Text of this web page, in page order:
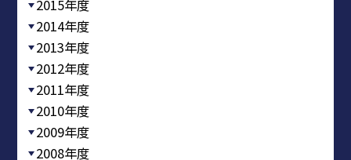
2015年度
2014年度
2013年度
2012年度
2011年度
2010年度
2009年度
2008年度